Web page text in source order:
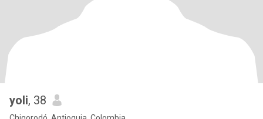
yoli, 38